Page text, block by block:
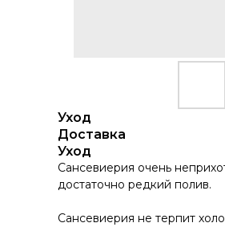
Уход
Доставка
Уход
Сансевиерия очень
достаточно редкий полив.
Сансевиерия не терпит